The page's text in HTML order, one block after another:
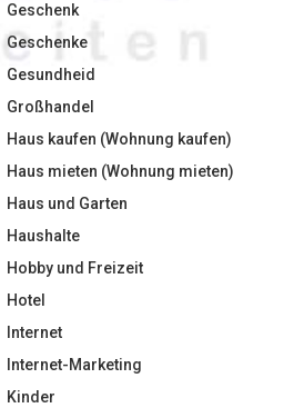
Geschenk
Geschenke
Gesundheid
Großhandel
Haus kaufen (Wohnung kaufen)
Haus mieten (Wohnung mieten)
Haus und Garten
Haushalte
Hobby und Freizeit
Hotel
Internet
Internet-Marketing
Kinder